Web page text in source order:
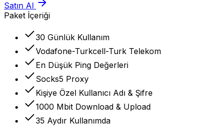
Satın Al
Paket İçeriği
30 Günlük Kullanım
Vodafone-Turkcell-Turk Telekom
En Düşük Ping Değerleri
Socks5 Proxy
Kişiye Özel Kullanıcı Adı & Şifre
1000 Mbit Download & Upload
35 Aydır Kullanımda